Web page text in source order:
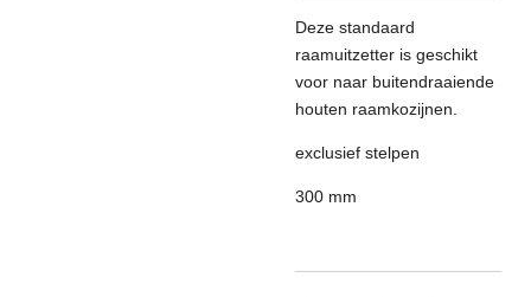
Deze standaard
raamuitzetter is geschikt
voor naar buitendraaiende
houten raamkozijnen.
exclusief stelpen
300 mm